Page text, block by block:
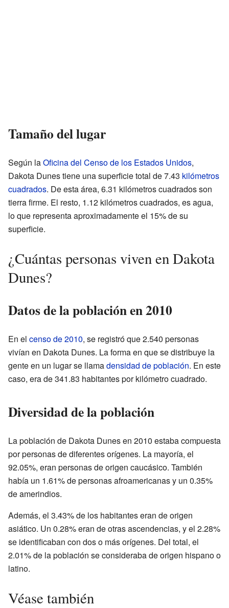
Tamaño del lugar
Según laOficina del Censo de los Estados Unidos,
Dakota Dunes tiene una superficie total de 7.43 kilómetros
cuadrados. De esta área, 6.31 kilómetros cuadrados son
tierra firme. El resto, 1.12 kilómetros cuadrados, es agua,
lo que representa aproximadamente el 15% de su
superficie.
¿Cuántas personas viven en Dakota
Dunes?
Datos de la población en 2010
En el censo de 2010, se registró que 2.540 personas
vivían en Dakota Dunes. La forma en que se distribuye la
gente en un lugar se llamadensidad de población. En este
caso, era de 341.83 habitantes por kilómetro cuadrado.
Diversidad de la población
La población de Dakota Dunes en 2010 estaba compuesta
por personas de diferentes orígenes. La mayoría, el
92.05%, eran personas de origen caucásico. También
había un 1.61% de personas afroamericanas y un 0.35%
de amerindios.
Además, el 3.43% de los habitantes eran de origen
asiático. Un 0.28% eran de otras ascendencias, y el 2.28%
se identificaban con dos o más orígenes. Del total, el
2.01% de la población se consideraba de origen hispano o
latino.
Véase también